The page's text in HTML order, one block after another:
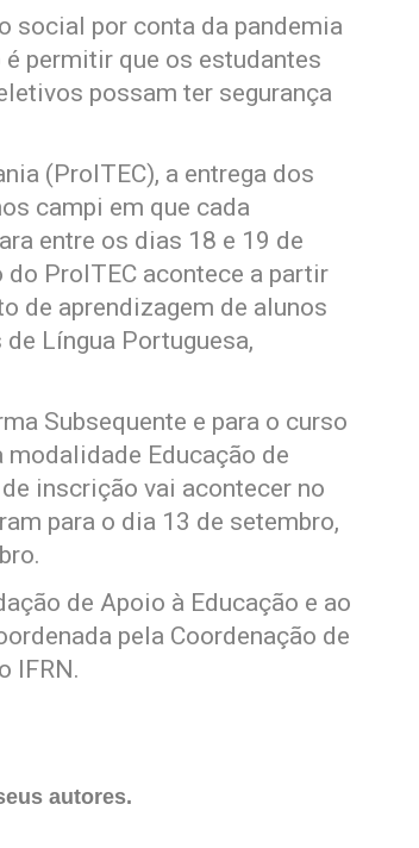
social por conta da pandemia
permitir que os estudantes
possam ter segurança
(ProITEC), a entrega dos
campi em que cada
entre os dias 18 e 19 de
ProITEC acontece a partir
de aprendizagem de alunos
Língua Portuguesa,
Subsequente e para o curso
Educação de
inscrição vai acontecer no
para o dia 13 de setembro,
de Apoio à Educação e ao
pela Coordenação de
IFRN.
autores.